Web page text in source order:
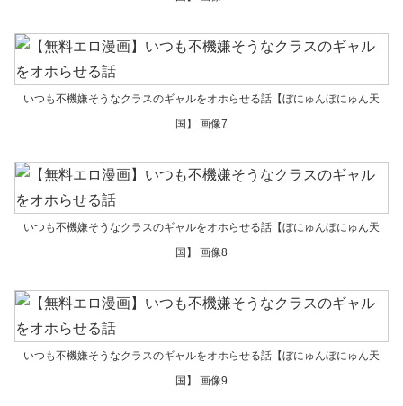
いつも不機嫌そうなクラスのギャルをオホらせる話【ぼにゅんぼにゅん天
国】 画像7
いつも不機嫌そうなクラスのギャルをオホらせる話【ぼにゅんぼにゅん天
国】 画像8
いつも不機嫌そうなクラスのギャルをオホらせる話【ぼにゅんぼにゅん天
国】 画像9